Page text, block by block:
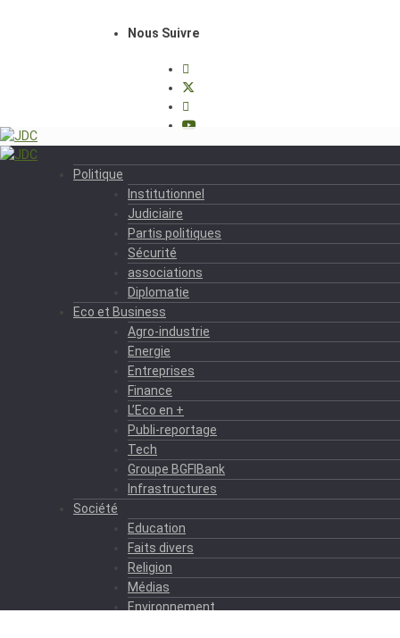
Nous Suivre
Politique
Institutionnel
Judiciaire
Partis politiques
Sécurité
associations
Diplomatie
Eco et Business
Agro-industrie
Energie
Entreprises
Finance
L’Eco en +
Publi-reportage
Tech
Groupe BGFIBank
Infrastructures
Société
Education
Faits divers
Religion
Médias
Environnement